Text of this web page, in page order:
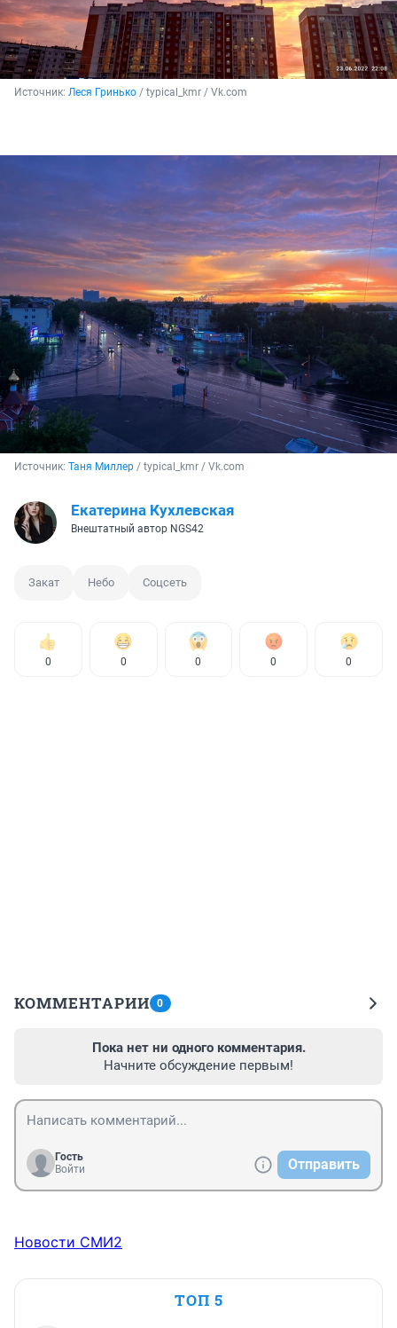
Источник: Леся Гринько / typical_kmr / Vk.com
Источник: Таня Миллер / typical_kmr / Vk.com
Екатерина Кухлевская
Внештатный автор NGS42
Закат Небо Соцсеть
0 0 0 0 0
КОММЕНТАРИИ 0
Пока нет ни одного комментария.
Начните обсуждение первым!
Гость
Войти
Отправить
Новости СМИ2
ТОП 5